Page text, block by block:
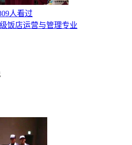
人看过
饭店运营与管理专业